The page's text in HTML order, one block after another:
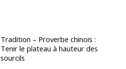
Tradition – Proverbe chinois :
Tenir le plateau à hauteur des
sourcils